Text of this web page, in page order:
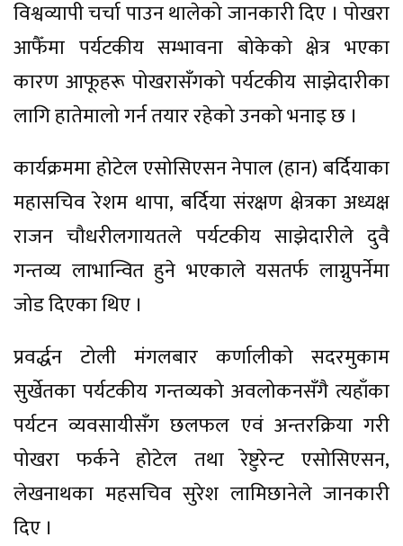
विश्वव्यापी चर्चा पाउन थालेको जानकारी दिए । पोखरा
आफैँमा पर्यटकीय सम्भावना बोकेको क्षेत्र भएका
कारण आफूहरू पोखरासँगको पर्यटकीय साझेदारीका
लागि हातेमालो गर्न तयार रहेको उनको भनाइ छ ।
कार्यक्रममा होटेल एसोसिएसन नेपाल (हान) बर्दियाका
महासचिव रेशम थापा, बर्दिया संरक्षण क्षेत्रका अध्यक्ष
राजन चौधरीलगायतले पर्यटकीय साझेदारीले दुवै
गन्तव्य लाभान्वित हुने भएकाले यसतर्फ लाग्नुपर्नेमा
जोड दिएका थिए ।
प्रवर्द्धन टोली मंगलबार कर्णालीको सदरमुकाम
सुर्खेतका पर्यटकीय गन्तव्यको अवलोकनसँगै त्यहाँका
पर्यटन व्यवसायीसँग छलफल एवं अन्तरक्रिया गरी
पोखरा फर्कने होटेल तथा रेष्टुरेन्ट एसोसिएसन,
लेखनाथका महसचिव सुरेश लामिछानेले जानकारी
दिए ।